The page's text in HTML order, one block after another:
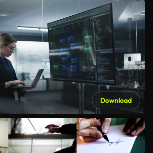
Download